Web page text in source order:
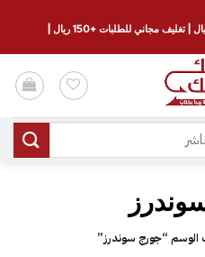
الوسم “جورج سوندرز”